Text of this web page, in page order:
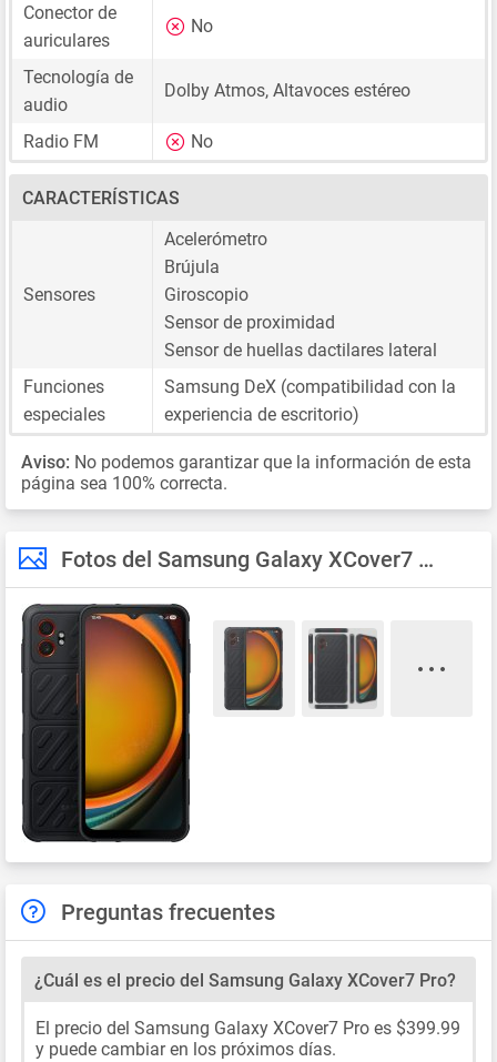
Conector de
auriculares
No
Tecnología de
audio
Dolby Atmos, Altavoces estéreo
Radio FM No
CARACTERÍSTICAS
Sensores
Acelerómetro
Brújula
Giroscopio
Sensor de proximidad
Sensor de huellas dactilares lateral
Funciones
especiales
Samsung DeX (compatibilidad con la
experiencia de escritorio)
Aviso: No podemos garantizar que la información de esta
página sea 100% correcta.
Fotos del Samsung Galaxy XCover7 Pro
Preguntas frecuentes
¿Cuál es el precio del Samsung Galaxy XCover7 Pro?
El precio del Samsung Galaxy XCover7 Pro es $399.99
y puede cambiar en los próximos días.